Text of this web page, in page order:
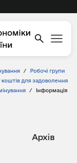
/
Робочі групи
коштів для задоволення
/
Інформація
Архів